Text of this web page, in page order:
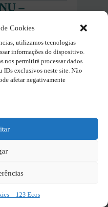
Cookies
utilizamos tecnologias
informações do dispositivo.
nos permitirá processar dados
IDs exclusivos neste site. Não
afetar negativamente
– 123 Ecos
–
estão
“é
ODS?” é: não
não no
do conceito de
e muitas
um esforço